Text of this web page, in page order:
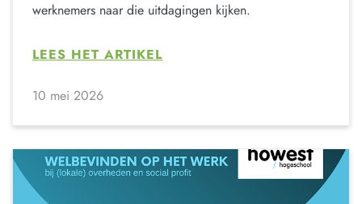
werknemers naar die uitdagingen kijken.
LEES HET ARTIKEL
10 mei 2026